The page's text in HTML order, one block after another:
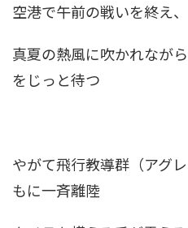
空港で午前の戦いを終え、
真夏の熱風に吹かれなが
をじっと待つ
やがて飛行教導群 （アグ
もに一斉離陸